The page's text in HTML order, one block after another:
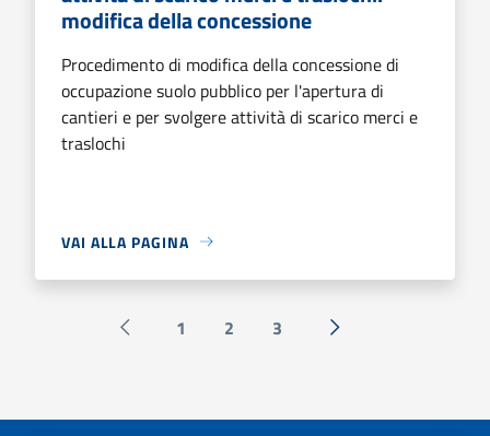
modifica della concessione
Procedimento di modifica della concessione di
occupazione suolo pubblico per l'apertura di
cantieri e per svolgere attività di scarico merci e
traslochi
VAI ALLA PAGINA
Pagina precedente
1 2 3 Successiva »